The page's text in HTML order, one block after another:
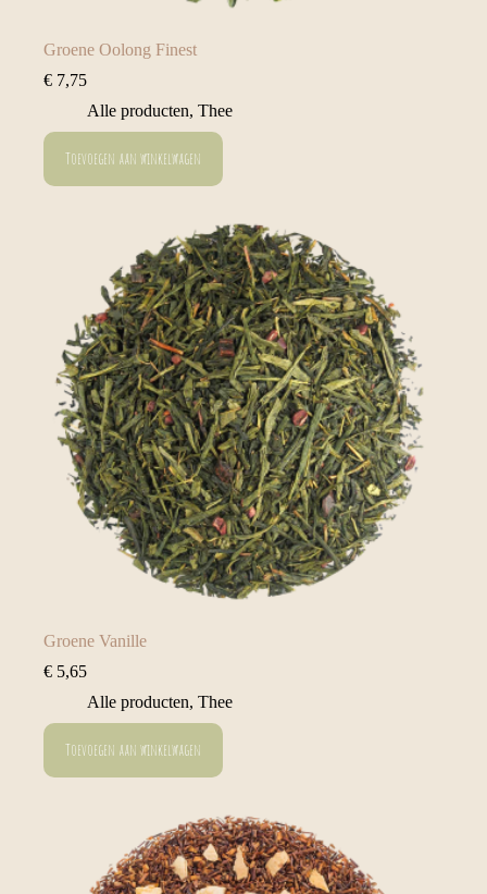
Groene Oolong Finest
€ 7,75
Alle producten, Thee
Toevoegen aan winkelwagen
Groene Vanille
€ 5,65
Alle producten, Thee
Toevoegen aan winkelwagen